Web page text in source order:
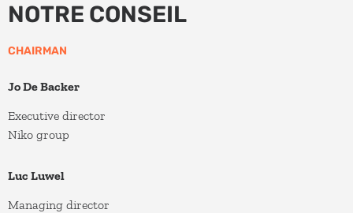
NOTRE CONSEIL
CHAIRMAN
Jo De Backer
Executive director
Niko group
Luc Luwel
Managing director